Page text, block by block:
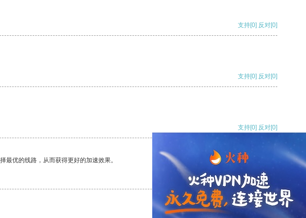
支持[0] 反对[0]
支持[0] 反对[0]
支持[0] 反对[0]
优的线路，从而获得更好的加速效果。
支持[0] 反对